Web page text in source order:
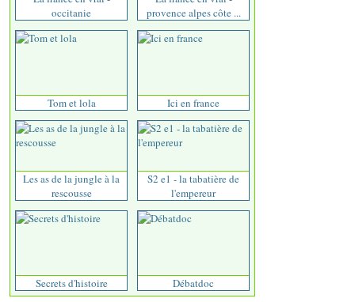
occitanie
provence alpes côte ...
Tom et lola Ici en france
Les as de la jungle à la
rescousse
S2 e1 - la tabatière de
l'empereur
Secrets d'histoire Débatdoc